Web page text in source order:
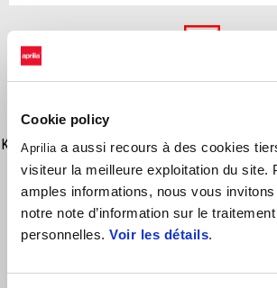
Cookie policy
Aprilia a aussi recours à des cookies
visiteur la meilleure exploitation du site.
amples informations, nous vous
notre note d’information sur le
personnelles. Voir les détails.
Item
1
Nul
Kit d'installation nécessaire pour monter la
(607077M) qui permet une réduction sensible
rapport à la batterie équipée